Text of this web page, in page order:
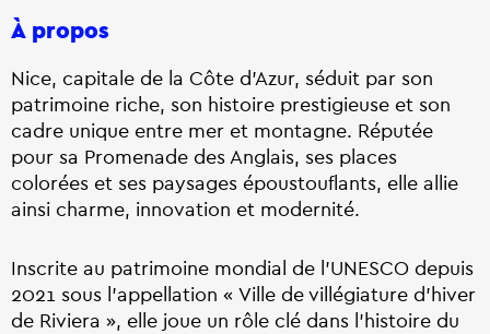
À propos
Nice, capitale de la Côte d’Azur, séduit par son
patrimoine riche, son histoire prestigieuse et son
cadre unique entre mer et montagne. Réputée
pour sa Promenade des Anglais, ses places
colorées et ses paysages époustouflants, elle allie
ainsi charme, innovation et modernité.
Inscrite au patrimoine mondial de l’UNESCO depuis
2021 sous l’appellation « Ville de villégiature d’hiver
de Riviera », elle joue un rôle clé dans l’histoire du